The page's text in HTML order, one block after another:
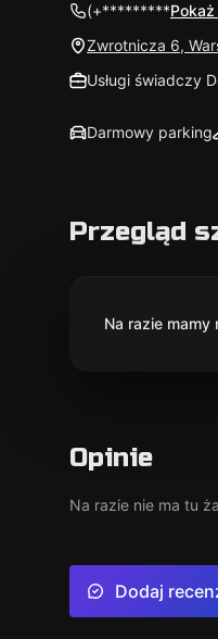
(+*********
Zwrotnicza 6,
Usługi świadczy
Darmowy parking
Przegląd
Na razie mamy
Opinie
Na razie nie ma tu
Dodaj